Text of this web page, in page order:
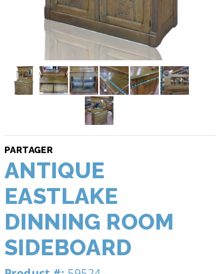
PARTAGER
ANTIQUE
EASTLAKE
DINNING ROOM
SIDEBOARD